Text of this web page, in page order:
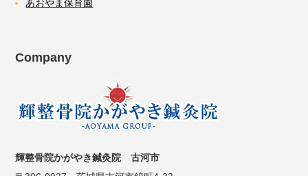
あおやま保育園
Company
輝整骨院かがやき鍼灸院 古河市